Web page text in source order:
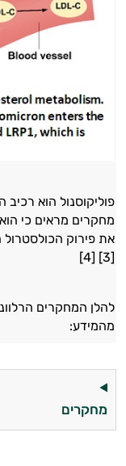
פוליקוסנול הוא רכיב
מחקרים מראים כי
את פירוק הכולסטרול
[3] [4]
להלן המחקרים
מהמידע:
מחקרים